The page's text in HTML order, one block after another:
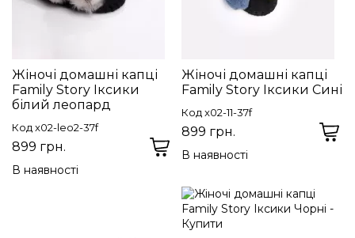
Жіночі домашні капці
Family Story Іксики
білий леопард
Код x02-leo2-37f
899 грн.
В наявності
Жіночі домашні капці
Family Story Іксики Сині
Код x02-11-37f
899 грн.
В наявності